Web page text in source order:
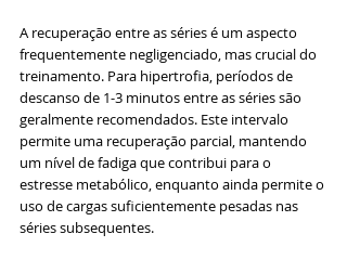
A recuperação entre as séries é um aspecto
frequentemente negligenciado, mas crucial do
treinamento. Para hipertrofia, períodos de
descanso de 1-3 minutos entre as séries são
geralmente recomendados. Este intervalo
permite uma recuperação parcial, mantendo
um nível de fadiga que contribui para o
estresse metabólico, enquanto ainda permite o
uso de cargas suficientemente pesadas nas
séries subsequentes.